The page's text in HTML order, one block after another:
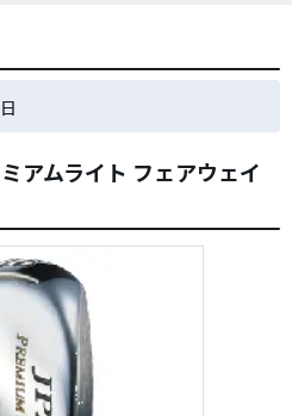
アムライト フェアウェイ